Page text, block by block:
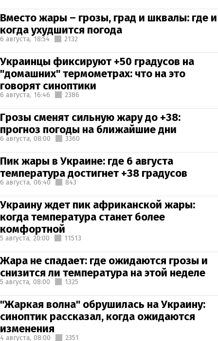
Вместо жары – грозы, град и шквалы: где и
когда ухудшится погода
6 августа, 18:54 2132
Украинцы фиксируют +50 градусов на
"домашних" термометрах: что на это
говорят синоптики
6 августа, 16:46 2386
Грозы сменят сильную жару до +38:
прогноз погоды на ближайшие дни
6 августа, 08:00 3360
Пик жары в Украине: где 6 августа
температура достигнет +38 градусов
6 августа, 06:40 843
Украину ждет пик африканской жары:
когда температура станет более
комфортной
5 августа, 20:00 11513
Жара не спадает: где ожидаются грозы и
снизится ли температура на этой неделе
5 августа, 08:00 1325
"Жаркая волна" обрушилась на Украину:
синоптик рассказал, когда ожидаются
изменения
4 августа, 08:00 2351